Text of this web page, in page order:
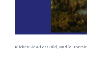
Klicken Sie auf das Bild, um die